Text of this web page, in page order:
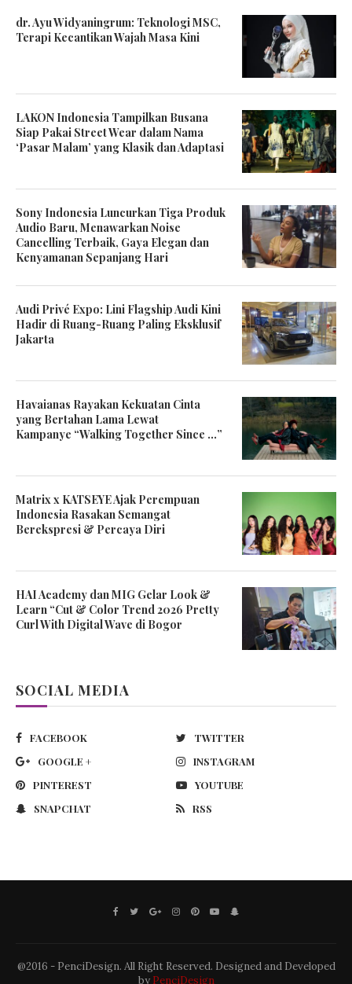
dr. Ayu Widyaningrum: Teknologi MSC,
Terapi Kecantikan Wajah Masa Kini
LAKON Indonesia Tampilkan Busana
Siap Pakai Street Wear dalam Nama
‘Pasar Malam’ yang Klasik dan Adaptasi
Sony Indonesia Luncurkan Tiga Produk
Audio Baru, Menawarkan Noise
Cancelling Terbaik, Gaya Elegan dan
Kenyamanan Sepanjang Hari
Audi Privé Expo: Lini Flagship Audi Kini
Hadir di Ruang-Ruang Paling Eksklusif
Jakarta
Havaianas Rayakan Kekuatan Cinta
yang Bertahan Lama Lewat
Kampanye “Walking Together Since …”
Matrix x KATSEYE Ajak Perempuan
Indonesia Rasakan Semangat
Berekspresi & Percaya Diri
HAI Academy dan MIG Gelar Look &
Learn “Cut & Color Trend 2026 Pretty
Curl With Digital Wave di Bogor
SOCIAL MEDIA
FACEBOOK
TWITTER
GOOGLE +
INSTAGRAM
PINTEREST
YOUTUBE
SNAPCHAT
RSS
@2016 - PenciDesign. All Right Reserved. Designed and Developed
by PenciDesign